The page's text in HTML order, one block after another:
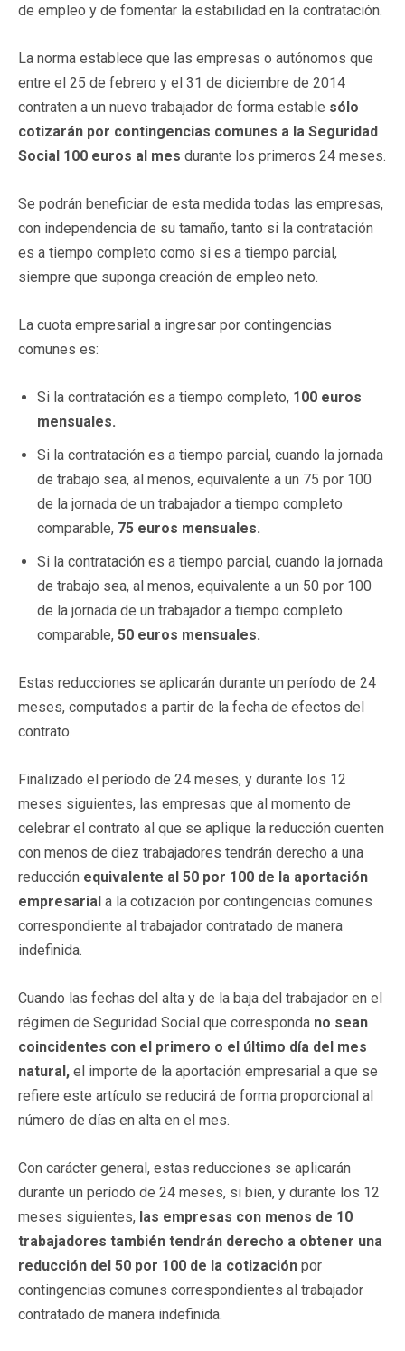
de empleo y de fomentar la estabilidad en la contratación.
La norma establece que las empresas o autónomos que
entre el 25 de febrero y el 31 de diciembre de 2014
contraten a un nuevo trabajador de forma estable sólo
cotizarán por contingencias comunes a la Seguridad
Social 100 euros al mes durante los primeros 24 meses.
Se podrán beneficiar de esta medida todas las empresas,
con independencia de su tamaño, tanto si la contratación
es a tiempo completo como si es a tiempo parcial,
siempre que suponga creación de empleo neto.
La cuota empresarial a ingresar por contingencias
comunes es:
Si la contratación es a tiempo completo, 100 euros
mensuales.
Si la contratación es a tiempo parcial, cuando la jornada
de trabajo sea, al menos, equivalente a un 75 por 100
de la jornada de un trabajador a tiempo completo
comparable, 75 euros mensuales.
Si la contratación es a tiempo parcial, cuando la jornada
de trabajo sea, al menos, equivalente a un 50 por 100
de la jornada de un trabajador a tiempo completo
comparable, 50 euros mensuales.
Estas reducciones se aplicarán durante un período de 24
meses, computados a partir de la fecha de efectos del
contrato.
Finalizado el período de 24 meses, y durante los 12
meses siguientes, las empresas que al momento de
celebrar el contrato al que se aplique la reducción cuenten
con menos de diez trabajadores tendrán derecho a una
reducción equivalente al 50 por 100 de la aportación
empresarial a la cotización por contingencias comunes
correspondiente al trabajador contratado de manera
indefinida.
Cuando las fechas del alta y de la baja del trabajador en el
régimen de Seguridad Social que corresponda no sean
coincidentes con el primero o el último día del mes
natural, el importe de la aportación empresarial a que se
refiere este artículo se reducirá de forma proporcional al
número de días en alta en el mes.
Con carácter general, estas reducciones se aplicarán
durante un período de 24 meses, si bien, y durante los 12
meses siguientes, las empresas con menos de 10
trabajadores también tendrán derecho a obtener una
reducción del 50 por 100 de la cotización por
contingencias comunes correspondientes al trabajador
contratado de manera indefinida.